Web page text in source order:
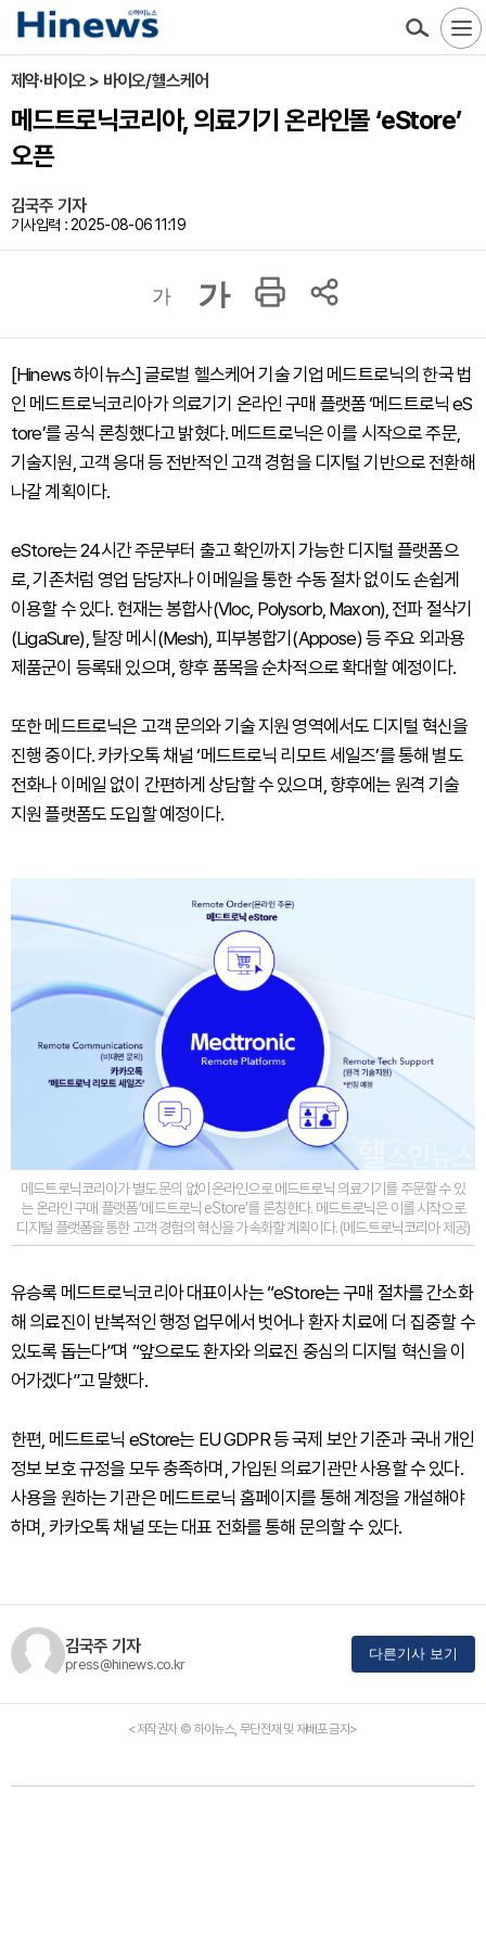
제약·바이오 > 바이오/헬스케어
메드트로닉코리아, 의료기기 온라인몰 ‘eStore’
오픈
김국주 기자
기사입력 : 2025-08-06 11:19
가 가
[Hinews 하이뉴스] 글로벌 헬스케어 기술 기업 메드트로닉의 한국 법
인 메드트로닉코리아가 의료기기 온라인 구매 플랫폼 ‘메드트로닉 eS
tore’를 공식 론칭했다고 밝혔다. 메드트로닉은 이를 시작으로 주문,
기술지원, 고객 응대 등 전반적인 고객 경험을 디지털 기반으로 전환해
나갈 계획이다.
eStore는 24시간 주문부터 출고 확인까지 가능한 디지털 플랫폼으
로, 기존처럼 영업 담당자나 이메일을 통한 수동 절차 없이도 손쉽게
이용할 수 있다. 현재는 봉합사(Vloc, Polysorb, Maxon), 전파 절삭기
(LigaSure), 탈장 메시(Mesh), 피부봉합기(Appose) 등 주요 외과용
제품군이 등록돼 있으며, 향후 품목을 순차적으로 확대할 예정이다.
또한 메드트로닉은 고객 문의와 기술 지원 영역에서도 디지털 혁신을
진행 중이다. 카카오톡 채널 ‘메드트로닉 리모트 세일즈’를 통해 별도
전화나 이메일 없이 간편하게 상담할 수 있으며, 향후에는 원격 기술
지원 플랫폼도 도입할 예정이다.
메드트로닉코리아가 별도 문의 없이 온라인으로 메드트로닉 의료기기를 주문할 수 있
는 온라인 구매 플랫폼 ‘메드트로닉 eStore’를 론칭한다. 메드트로닉은 이를 시작으로
디지털 플랫폼을 통한 고객 경험의 혁신을 가속화할 계획이다. (메드트로닉코리아 제공)
유승록 메드트로닉코리아 대표이사는 “eStore는 구매 절차를 간소화
해 의료진이 반복적인 행정 업무에서 벗어나 환자 치료에 더 집중할 수
있도록 돕는다”며 “앞으로도 환자와 의료진 중심의 디지털 혁신을 이
어가겠다”고 말했다.
한편, 메드트로닉 eStore는 EU GDPR 등 국제 보안 기준과 국내 개인
정보 보호 규정을 모두 충족하며, 가입된 의료기관만 사용할 수 있다.
사용을 원하는 기관은 메드트로닉 홈페이지를 통해 계정을 개설해야
하며, 카카오톡 채널 또는 대표 전화를 통해 문의할 수 있다.
김국주 기자
press@hinews.co.kr
다른기사 보기
<저작권자 © 하이뉴스, 무단전재 및 재배포 금지>